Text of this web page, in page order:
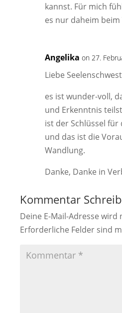
kannst. Für mich
es nur daheim
Angelika on 27.
Liebe
es ist wunder-voll,
und Erkenntnis teilst
ist der Schlüssel
und das ist die
Wandlung.
Danke, Danke in
Kommentar
Deine E-Mail-Adresse
Erforderliche Felder sind